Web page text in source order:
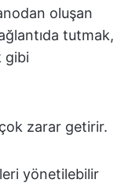
oluşan
tutmak,
gibi
zarar getirir.
yönetilebilir